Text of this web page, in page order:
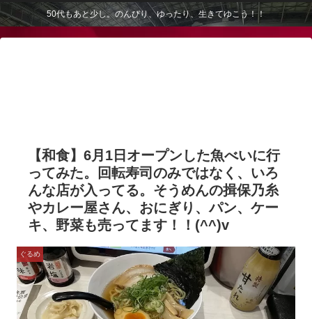
50代もあと少し。のんびり、ゆったり、生きてゆこう！！
【和食】6月1日オープンした魚べいに行
ってみた。回転寿司のみではなく、いろ
んな店が入ってる。そうめんの揖保乃糸
やカレー屋さん、おにぎり、パン、ケー
キ、野菜も売ってます！！(^^)v
ぐるめ